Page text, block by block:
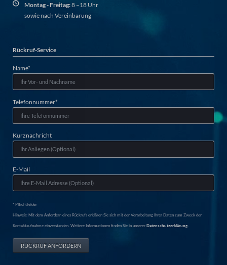
Montag - Freitag:8 –18 Uhr
sowie nach Vereinbarung
Rückruf-Service
Mandatory
field
Name*
Mandatory
field
Telefonnummer*
Kurznachricht
E-Mail
* Pflichtfelder
Hinweis: Mit dem Anfordern eines Rückrufs erklären Sie sich mit der Verarbeitung Ihrer Daten zum Zweck der
Kontaktaufnahme einverstanden. Weitere Informationen finden Sie in unserer Datenschutzerklärung.
RÜCKRUF ANFORDERN